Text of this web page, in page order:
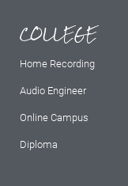
COLLEGE
Home Recording
Audio Engineer
Online Campus
Diploma